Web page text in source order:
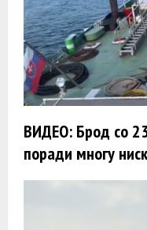
ВИДЕО: Брод со
поради многу